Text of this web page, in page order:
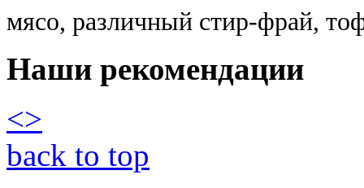
мясо, различный стир-фрай,
Наши рекомендации
<>
back to top